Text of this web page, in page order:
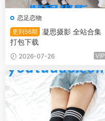
恋足恋物
更到56期
凝思摄影 全站合集
打包下载
2026-07-26 VIP